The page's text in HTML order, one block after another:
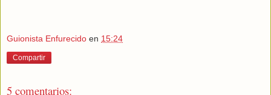
Guionista Enfurecido en 15:24
Compartir
5 comentarios: